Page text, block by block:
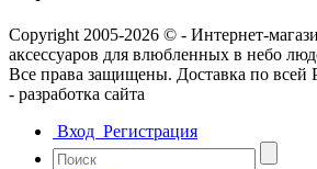
Copyright 2005-2026 © - Интернет-
аксессуаров для влюбленных в небо
Все права защищены. Доставка по всей
- разрaботка сайта
Вход Регистрация